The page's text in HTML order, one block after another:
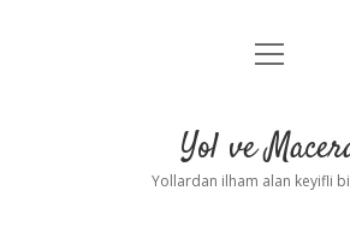
Anasayfa
Yasal Uyarı
menüyü
Yol ve
Yollardan ilham alan keyifli